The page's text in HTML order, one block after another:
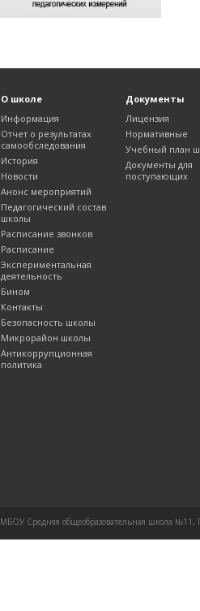
О школе
Информация
Отчет о результатах
самообследования
История
Новости
Анонс мероприятий
Педагогический состав
школы
Расписание звонков
Расписание
Экспериментальная
деятельность
Бином
Контакты
Безопасность школы
Микрорайон школы
Антикоррупционная
политика
Документы
Лицензия
Нормативные
Учебный план
Документы для
поступающих
МБОУ Средняя общеобразовательная школа №11,